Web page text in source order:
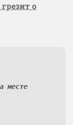
о
месте